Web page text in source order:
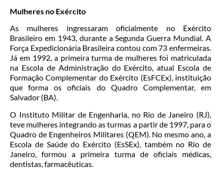
Mulheres no Exército
As mulheres ingressaram oficialmente no Exército
Brasileiro em 1943, durante a Segunda Guerra Mundial. A
Força Expedicionária Brasileira contou com 73 enfermeiras.
Já em 1992, a primeira turma de mulheres foi matriculada
na Escola de Administração do Exército, atual Escola de
Formação Complementar do Exército (EsFCEx), instituição
que forma os oficiais do Quadro Complementar, em
Salvador (BA).
O Instituto Militar de Engenharia, no Rio de Janeiro (RJ),
teve mulheres integrando as turmas a partir de 1997, para o
Quadro de Engenheiros Militares (QEM). No mesmo ano, a
Escola de Saúde do Exército (EsSEx), também no Rio de
Janeiro, formou a primeira turma de oficiais médicas,
dentistas, farmacêuticas.